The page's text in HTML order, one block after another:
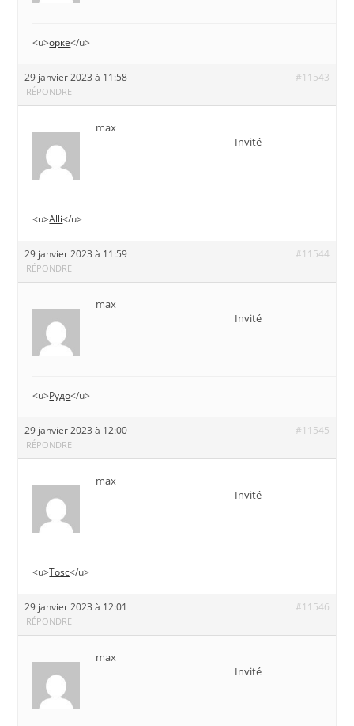
<u>орке</u>
29 janvier 2023 à 11:58 #11543
RÉPONDRE
max
Invité
<u>Alli</u>
29 janvier 2023 à 11:59 #11544
RÉPONDRE
max
Invité
<u>Рудо</u>
29 janvier 2023 à 12:00 #11545
RÉPONDRE
max
Invité
<u>Tosc</u>
29 janvier 2023 à 12:01 #11546
RÉPONDRE
max
Invité